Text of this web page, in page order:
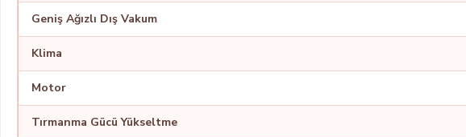
Geniş Ağızlı Dış Vakum
Klima
Motor
Tırmanma Gücü Yükseltme